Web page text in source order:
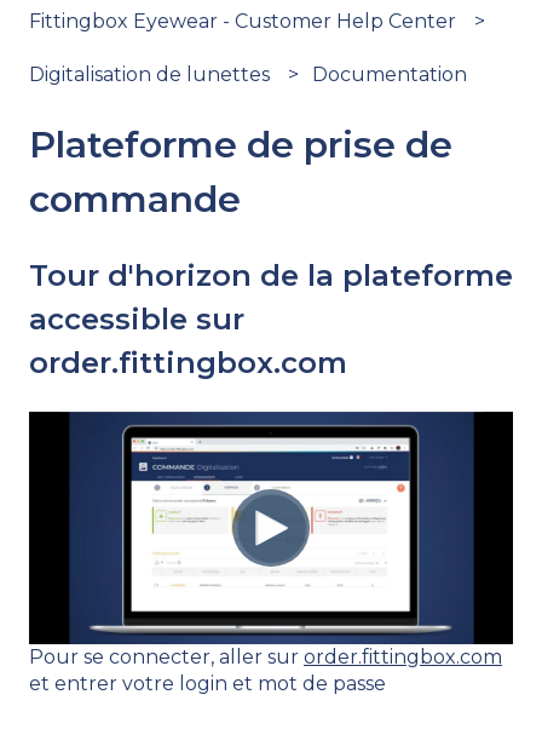
Fittingbox Eyewear - Customer Help Center
Digitalisation de lunettes Documentation
Plateforme de prise de
commande
Tour d'horizon de la plateforme
accessible sur
order.fittingbox.com
Pour se connecter, aller sur order.fittingbox.com
et entrer votre login et mot de passe